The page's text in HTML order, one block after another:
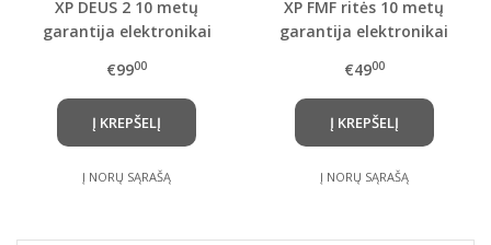
XP DEUS 2 10 metų
garantija elektronikai
€9900
Į KREPŠELĮ
Į NORŲ SĄRAŠĄ
XP FMF ritės 10 metų
garantija elektronikai
€4900
Į KREPŠELĮ
Į NORŲ SĄRAŠĄ